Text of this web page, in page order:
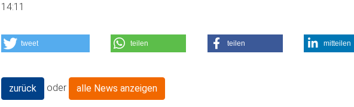
14:11
tweet teilen teilen mitteilen
zurück oder alle News anzeigen